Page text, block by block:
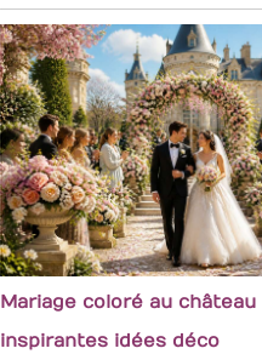
Mariage coloré au château
inspirantes idées déco